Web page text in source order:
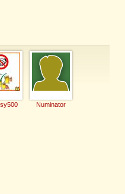
Numinator